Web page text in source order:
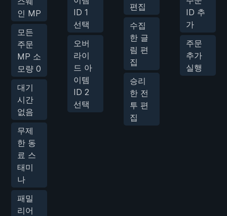
인 MP
모든
주문
MP 소
모량 0
대기
시간
없음
무제
한 동
료 스
태미
나
패밀
리어
ID 1
선택
오버
라이
드 아
이템
ID 2
선택
편집
수집
한 글
림 편
집
승리
한 전
투 편
집
ID 추
가
주문
추가
실행